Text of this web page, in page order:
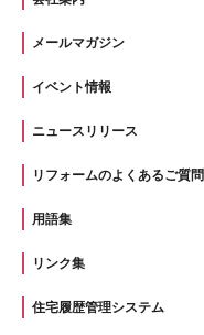
メールマガジン
イベント情報
ニュースリリース
リフォームのよくあるご質問
用語集
リンク集
住宅履歴管理システム